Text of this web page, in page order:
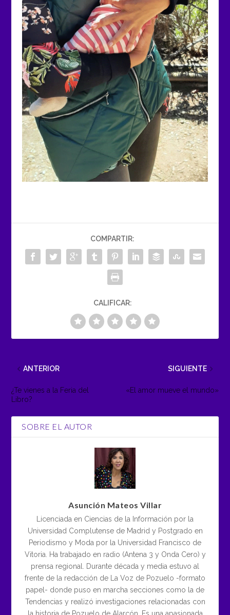
COMPARTIR:
CALIFICAR:
ANTERIOR
¿Te vienes a la Feria del
Libro?
SIGUIENTE
«El amor mueve el mundo»
SOBRE EL AUTOR
Asunción Mateos Villar
Licenciada en Ciencias de la Información por la
Universidad Complutense de Madrid y Postgrado en
Periodismo y Moda por la Universidad Francisco de
Vitoria. Ha trabajado en radio (Antena 3 y Onda Cero) y
prensa regional. Durante década y media estuvo al
frente de la redacción de La Voz de Pozuelo -formato
papel- donde puso en marcha secciones como la de
Tendencias y realizó investigaciones relacionadas con